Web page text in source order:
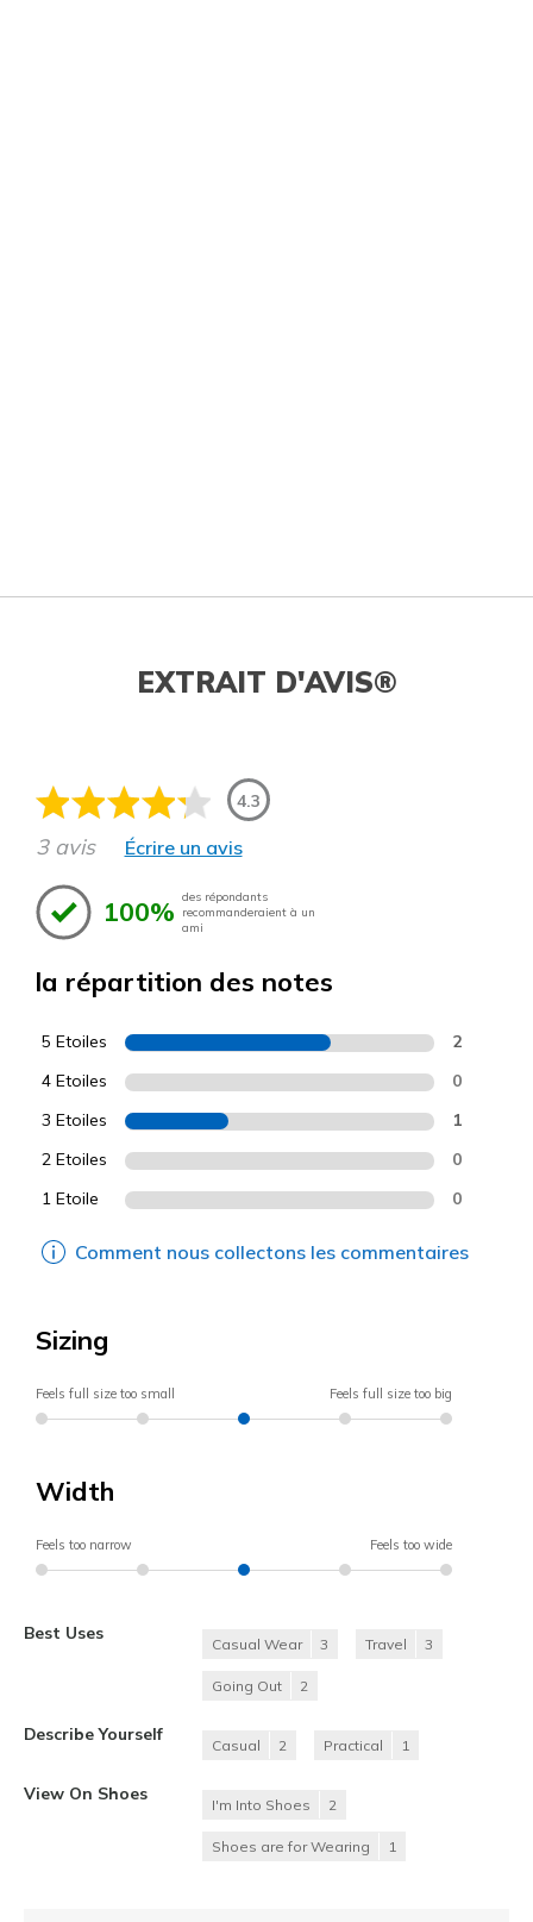
EXTRAIT D'AVIS®
4.3
3 avis Écrire un avis
100% des répondants
recommanderaient à un
ami
la répartition des notes
5 Etoiles 2
4 Etoiles 0
3 Etoiles 1
2 Etoiles 0
1 Etoile 0
Comment nous collectons les commentaires
Sizing
Feels full size too small Feels full size too big
Width
Feels too narrow Feels too wide
Best Uses
Casual Wear 3 Travel 3
Going Out 2
Describe Yourself
Casual 2 Practical 1
View On Shoes
I'm Into Shoes 2
Shoes are for Wearing 1